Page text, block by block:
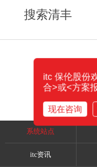
搜索清丰
系统站点
itc资讯
itc 保伦股份
合>或<方案
现在咨询